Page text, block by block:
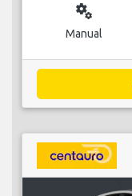
miscellaneous_services
Manual